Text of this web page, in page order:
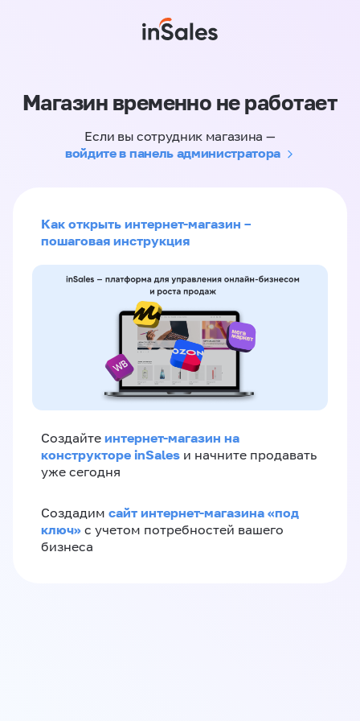
Магазин временно не работает
Если вы сотрудник магазина —
войдите в панель администратора
Как открыть интернет-магазин –
пошаговая инструкция
Создайте интернет-магазин на
конструкторе inSales и начните продавать
уже сегодня
Создадим сайт интернет-магазина «под
ключ» с учетом потребностей вашего
бизнеса